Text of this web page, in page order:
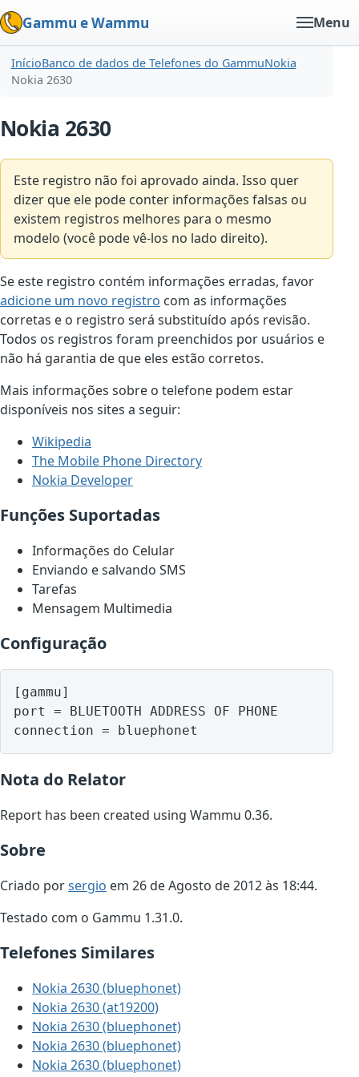
Gammu e Wammu Menu
InícioBanco de dados de Telefones do GammuNokia
Nokia 2630
Nokia 2630
Este registro não foi aprovado ainda. Isso quer
dizer que ele pode conter informações falsas ou
existem registros melhores para o mesmo
modelo (você pode vê-los no lado direito).
Se este registro contém informações erradas, favor
adicione um novo registro com as informações
corretas e o registro será substituído após revisão.
Todos os registros foram preenchidos por usuários e
não há garantia de que eles estão corretos.
Mais informações sobre o telefone podem estar
disponíveis nos sites a seguir:
Wikipedia
The Mobile Phone Directory
Nokia Developer
Funções Suportadas
Informações do Celular
Enviando e salvando SMS
Tarefas
Mensagem Multimedia
Configuração
[gammu]
port = BLUETOOTH ADDRESS OF PHONE
Nota do Relator
Report has been created using Wammu 0.36.
Sobre
Criado porsergio em 26 de Agosto de 2012 às 18:44.
Testado com o Gammu 1.31.0.
Telefones Similares
Nokia 2630 (bluephonet)
Nokia 2630 (at19200)
Nokia 2630 (bluephonet)
Nokia 2630 (bluephonet)
Nokia 2630 (bluephonet)